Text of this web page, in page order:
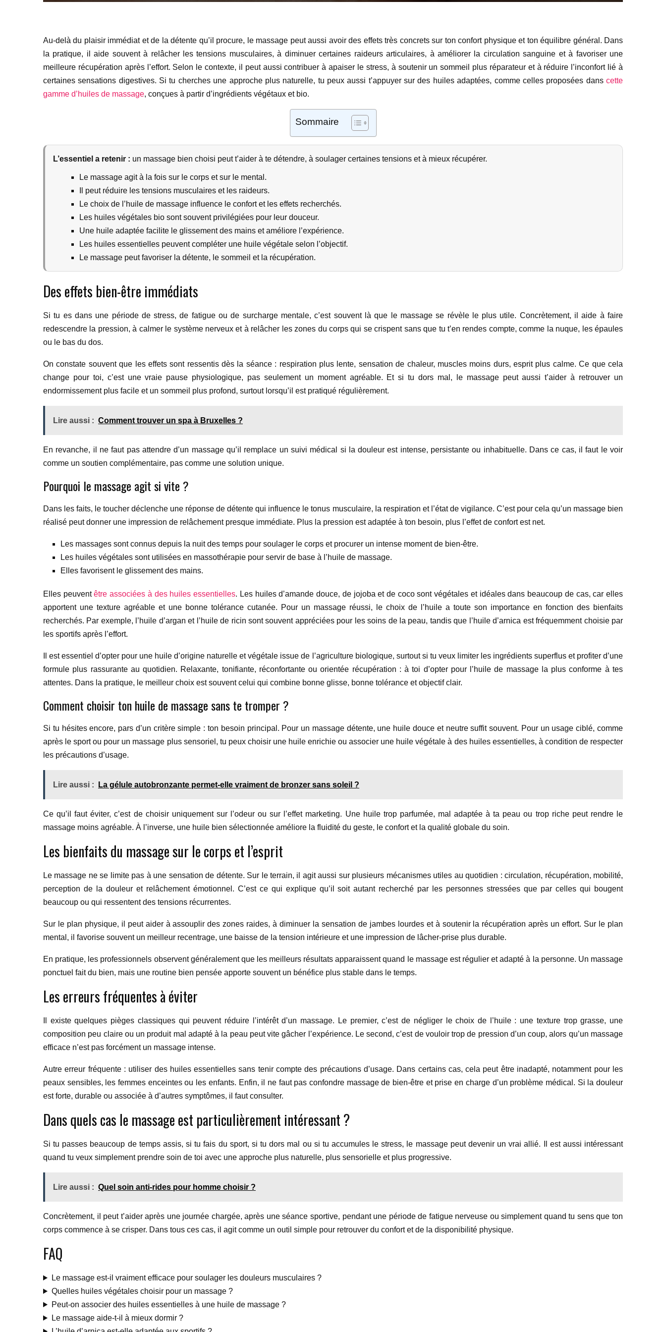
Au-delà du plaisir immédiat et de la détente qu’il procure, le massage peut aussi avoir des effets très concrets sur ton confort physique et ton équilibre général. Dans
la pratique, il aide souvent à relâcher les tensions musculaires, à diminuer certaines raideurs articulaires, à améliorer la circulation sanguine et à favoriser une
meilleure récupération après l’effort. Selon le contexte, il peut aussi contribuer à apaiser le stress, à soutenir un sommeil plus réparateur et à réduire l’inconfort lié à
certaines sensations digestives. Si tu cherches une approche plus naturelle, tu peux aussi t’appuyer sur des huiles adaptées, comme celles proposées dans cette
gamme d’huiles de massage, conçues à partir d’ingrédients végétaux et bio.
Sommaire
L’essentiel a retenir : un massage bien choisi peut t’aider à te détendre, à soulager certaines tensions et à mieux récupérer.
Le massage agit à la fois sur le corps et sur le mental.
Il peut réduire les tensions musculaires et les raideurs.
Le choix de l’huile de massage influence le confort et les effets recherchés.
Les huiles végétales bio sont souvent privilégiées pour leur douceur.
Une huile adaptée facilite le glissement des mains et améliore l’expérience.
Les huiles essentielles peuvent compléter une huile végétale selon l’objectif.
Le massage peut favoriser la détente, le sommeil et la récupération.
Des effets bien-être immédiats
Si tu es dans une période de stress, de fatigue ou de surcharge mentale, c’est souvent là que le massage se révèle le plus utile. Concrètement, il aide à faire
redescendre la pression, à calmer le système nerveux et à relâcher les zones du corps qui se crispent sans que tu t’en rendes compte, comme la nuque, les épaules
ou le bas du dos.
On constate souvent que les effets sont ressentis dès la séance : respiration plus lente, sensation de chaleur, muscles moins durs, esprit plus calme. Ce que cela
change pour toi, c’est une vraie pause physiologique, pas seulement un moment agréable. Et si tu dors mal, le massage peut aussi t’aider à retrouver un
endormissement plus facile et un sommeil plus profond, surtout lorsqu’il est pratiqué régulièrement.
Lire aussi : Comment trouver un spa à Bruxelles ?
En revanche, il ne faut pas attendre d’un massage qu’il remplace un suivi médical si la douleur est intense, persistante ou inhabituelle. Dans ce cas, il faut le voir
comme un soutien complémentaire, pas comme une solution unique.
Pourquoi le massage agit si vite ?
Dans les faits, le toucher déclenche une réponse de détente qui influence le tonus musculaire, la respiration et l’état de vigilance. C’est pour cela qu’un massage bien
réalisé peut donner une impression de relâchement presque immédiate. Plus la pression est adaptée à ton besoin, plus l’effet de confort est net.
Les massages sont connus depuis la nuit des temps pour soulager le corps et procurer un intense moment de bien-être.
Les huiles végétales sont utilisées en massothérapie pour servir de base à l’huile de massage.
Elles favorisent le glissement des mains.
Elles peuventêtre associées à des huiles essentielles. Les huiles d’amande douce, de jojoba et de coco sont végétales et idéales dans beaucoup de cas, car elles
apportent une texture agréable et une bonne tolérance cutanée. Pour un massage réussi, le choix de l’huile a toute son importance en fonction des bienfaits
recherchés. Par exemple, l’huile d’argan et l’huile de ricin sont souvent appréciées pour les soins de la peau, tandis que l’huile d’arnica est fréquemment choisie par
les sportifs après l’effort.
Il est essentiel d’opter pour une huile d’origine naturelle et végétale issue de l’agriculture biologique, surtout si tu veux limiter les ingrédients superflus et profiter d’une
formule plus rassurante au quotidien. Relaxante, tonifiante, réconfortante ou orientée récupération : à toi d’opter pour l’huile de massage la plus conforme à tes
attentes. Dans la pratique, le meilleur choix est souvent celui qui combine bonne glisse, bonne tolérance et objectif clair.
Comment choisir ton huile de massage sans te tromper ?
Si tu hésites encore, pars d’un critère simple : ton besoin principal. Pour un massage détente, une huile douce et neutre suffit souvent. Pour un usage ciblé, comme
après le sport ou pour un massage plus sensoriel, tu peux choisir une huile enrichie ou associer une huile végétale à des huiles essentielles, à condition de respecter
les précautions d’usage.
Lire aussi : La gélule autobronzante permet-elle vraiment de bronzer sans soleil ?
Ce qu’il faut éviter, c’est de choisir uniquement sur l’odeur ou sur l’effet marketing. Une huile trop parfumée, mal adaptée à ta peau ou trop riche peut rendre le
massage moins agréable. À l’inverse, une huile bien sélectionnée améliore la fluidité du geste, le confort et la qualité globale du soin.
Les bienfaits du massage sur le corps et l’esprit
Le massage ne se limite pas à une sensation de détente. Sur le terrain, il agit aussi sur plusieurs mécanismes utiles au quotidien : circulation, récupération, mobilité,
perception de la douleur et relâchement émotionnel. C’est ce qui explique qu’il soit autant recherché par les personnes stressées que par celles qui bougent
beaucoup ou qui ressentent des tensions récurrentes.
Sur le plan physique, il peut aider à assouplir des zones raides, à diminuer la sensation de jambes lourdes et à soutenir la récupération après un effort. Sur le plan
mental, il favorise souvent un meilleur recentrage, une baisse de la tension intérieure et une impression de lâcher-prise plus durable.
En pratique, les professionnels observent généralement que les meilleurs résultats apparaissent quand le massage est régulier et adapté à la personne. Un massage
ponctuel fait du bien, mais une routine bien pensée apporte souvent un bénéfice plus stable dans le temps.
Les erreurs fréquentes à éviter
Il existe quelques pièges classiques qui peuvent réduire l’intérêt d’un massage. Le premier, c’est de négliger le choix de l’huile : une texture trop grasse, une
composition peu claire ou un produit mal adapté à la peau peut vite gâcher l’expérience. Le second, c’est de vouloir trop de pression d’un coup, alors qu’un massage
efficace n’est pas forcément un massage intense.
Autre erreur fréquente : utiliser des huiles essentielles sans tenir compte des précautions d’usage. Dans certains cas, cela peut être inadapté, notamment pour les
peaux sensibles, les femmes enceintes ou les enfants. Enfin, il ne faut pas confondre massage de bien-être et prise en charge d’un problème médical. Si la douleur
est forte, durable ou associée à d’autres symptômes, il faut consulter.
Dans quels cas le massage est particulièrement intéressant ?
Si tu passes beaucoup de temps assis, si tu fais du sport, si tu dors mal ou si tu accumules le stress, le massage peut devenir un vrai allié. Il est aussi intéressant
quand tu veux simplement prendre soin de toi avec une approche plus naturelle, plus sensorielle et plus progressive.
Lire aussi : Quel soin anti-rides pour homme choisir ?
Concrètement, il peut t’aider après une journée chargée, après une séance sportive, pendant une période de fatigue nerveuse ou simplement quand tu sens que ton
corps commence à se crisper. Dans tous ces cas, il agit comme un outil simple pour retrouver du confort et de la disponibilité physique.
FAQ
Le massage est-il vraiment efficace pour soulager les douleurs musculaires ?
Quelles huiles végétales choisir pour un massage ?
Peut-on associer des huiles essentielles à une huile de massage ?
Le massage aide-t-il à mieux dormir ?